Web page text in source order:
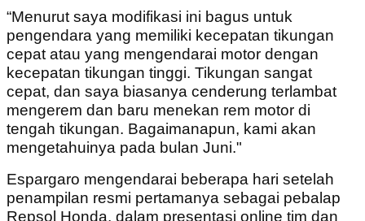
“Menurut saya modifikasi ini bagus untuk
pengendara yang memiliki kecepatan tikungan
cepat atau yang mengendarai motor dengan
kecepatan tikungan tinggi. Tikungan sangat
cepat, dan saya biasanya cenderung terlambat
mengerem dan baru menekan rem motor di
tengah tikungan. Bagaimanapun, kami akan
mengetahuinya pada bulan Juni."
Espargaro mengendarai beberapa hari setelah
penampilan resmi pertamanya sebagai pebalap
Repsol Honda, dalam presentasi online tim dan